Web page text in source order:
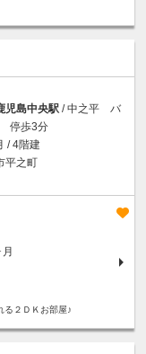
児島中央駅 / 中之平 バ
停歩3分
/ 4階建
平之町
る２ＤＫお部屋♪